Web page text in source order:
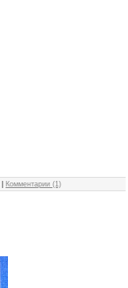
Комментарии (1)